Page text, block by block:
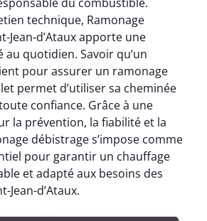
technique, Ramonage
Jean-d’Ataux apporte une
quotidien. Savoir qu’un
pour assurer un ramonage
permet d’utiliser sa cheminée
confiance. Grâce à une
la prévention, la fiabilité et la
débistrage s’impose comme
pour garantir un chauffage
et adapté aux besoins des
Jean-d’Ataux.